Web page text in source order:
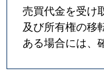
売買代金を受け
及び所有権の移
ある場合には、